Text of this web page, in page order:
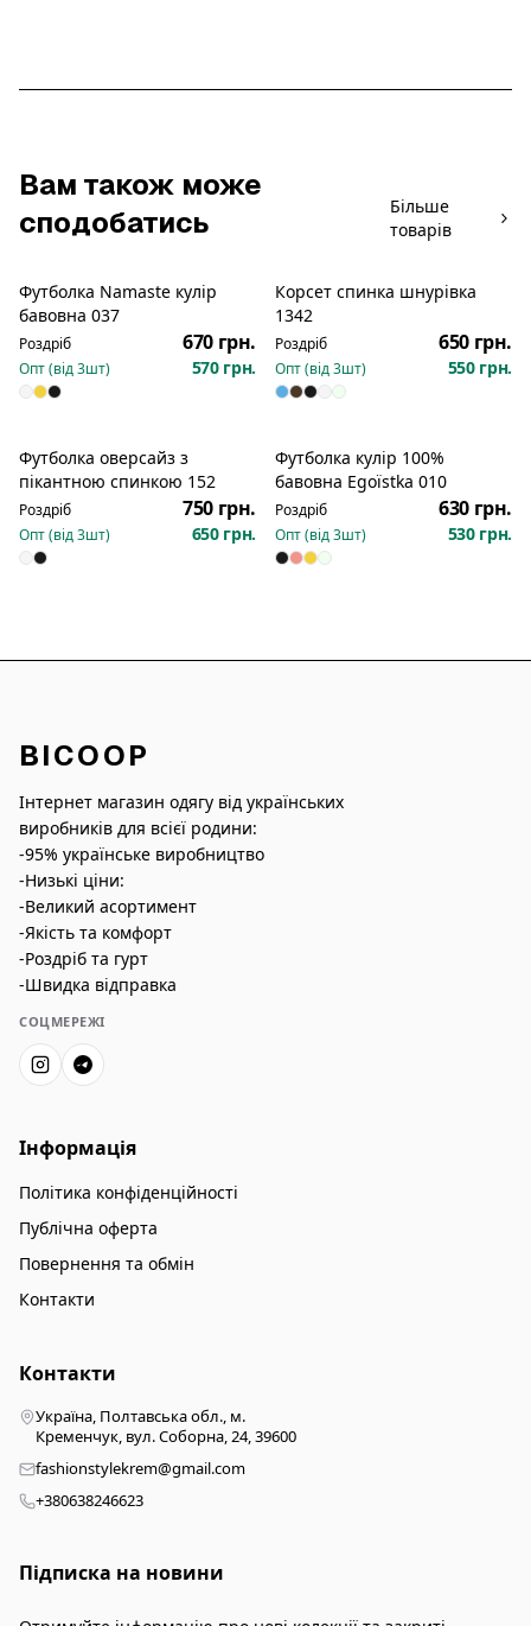
Вам також може
сподобатись
Більше
товарів
Новинка
Футболка Namaste кулір
бавовна 037
Роздріб 670 грн.
Опт (від3шт) 570 грн.
Новинка
Корсет спинка шнурівка
1342
Роздріб 650 грн.
Опт (від3шт) 550 грн.
Футболка оверсайз з
пікантною спинкою 152
Роздріб 750 грн.
Опт (від3шт) 650 грн.
Футболка кулір 100%
бавовна Egoїstka 010
Роздріб 630 грн.
Опт (від3шт) 530 грн.
BICOOP
Інтернет магазин одягу від українських
виробників для всієї родини:
-95% українське виробництво
-Низькі ціни:
-Великий асортимент
-Якість та комфорт
-Роздріб та гурт
-Швидка відправка
СОЦМЕРЕЖІ
Інформація
Політика конфіденційності
Публічна оферта
Повернення та обмін
Контакти
Контакти
Україна, Полтавська обл., м.
Кременчук, вул. Соборна, 24, 39600
fashionstylekrem@gmail.com
+380638246623
Підписка на новини